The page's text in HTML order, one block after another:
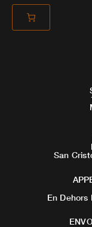
San
En Dehors